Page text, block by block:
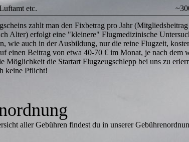
etc.
zahlt man den Fixbetrag pro Jahr
Alter) erfolgt eine "kleinere" Flugmedizinische
wie auch in der Ausbildung, nur die reine Flugzeit,
einen Beitrag von etwa 40-70 € im Monat, je nach dem
Möglichkeit die Startart Flugzeugschlepp bei uns zu
keine Pflicht!
aller Gebühren findest du in unserer